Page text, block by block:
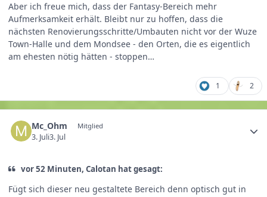
Aber ich freue mich, dass der Fantasy-Bereich mehr
Aufmerksamkeit erhält. Bleibt nur zu hoffen, dass die
nächsten Renovierungsschritte/Umbauten nicht vor der Wuze
Town-Halle und dem Mondsee - den Orten, die es eigentlich
am ehesten nötig hätten - stoppen…
1 2
Mc_Ohm Mitglied
3. Juli3. Jul
vor 52 Minuten, Calotan hat gesagt:
Fügt sich dieser neu gestaltete Bereich denn optisch gut in